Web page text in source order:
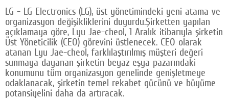
LG - LG Electronics (LG), üst yönetimindeki yeni atama ve
organizasyon değişikliklerini duyurdu.Şirketten yapılan
açıklamaya göre, Lyu Jae-cheol, 1 Aralık itibarıyla şirketin
Üst Yöneticilik (CEO) görevini üstlenecek. CEO olarak
atanan Lyu Jae-cheol, farklılaştırılmış müşteri değeri
sunmaya dayanan şirketin beyaz eşya pazarındaki
konumunu tüm organizasyon genelinde genişletmeye
odaklanacak, şirketin temel rekabet gücünü ve büyüme
potansiyelini daha da artıracak.